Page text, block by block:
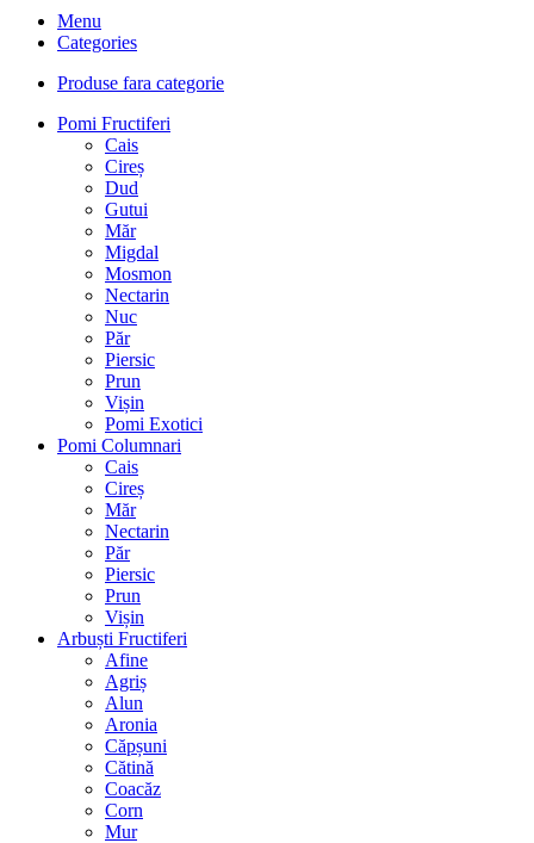
Menu
Categories
Produse fara categorie
Pomi Fructiferi
Cais
Cireș
Dud
Gutui
Măr
Migdal
Mosmon
Nectarin
Nuc
Păr
Piersic
Prun
Vișin
Pomi Exotici
Pomi Columnari
Cais
Cireș
Măr
Nectarin
Păr
Piersic
Prun
Vișin
Arbuști Fructiferi
Afine
Agriș
Alun
Aronia
Căpșuni
Cătină
Coacăz
Corn
Mur